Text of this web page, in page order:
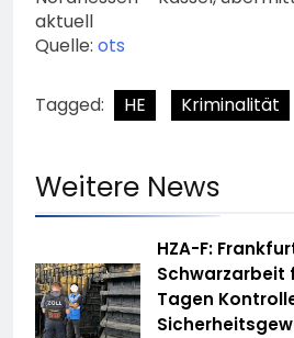
aktuell
Quelle: ots
Tagged: HE Kriminalität
Weitere News
HZA-F:
Schwarzarbeit
Tagen